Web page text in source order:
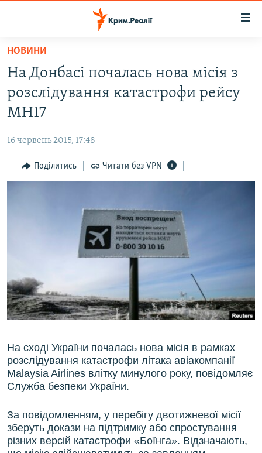
Перейти
основного
матеріалу
Перейти
до
основної
навігації
Перейти
до
ВОДА.КРИМ
ВІДЕО ТА ФОТО
БЛОГИ
ПОГЛЯД
СВІДЧЕННЯ ОКУПАЦІЇ
УКРАЇНСЬКА ПРОБЛЕМА КРИМУ
ЯК ОБІЙТИ БЛОКУВАННЯ
Русский
Qırımtatar
Усі сайти RFE/RL
НОВИНИ
На Донбасі почалась нова місія з
розслідування катастрофи рейсу
МН17
16 червень 2015, 17:48
Поділитись Читати без VPN
На сході України почалась нова місія в рамках
розслідування катастрофи літака авіакомпанії
Malaysia Airlines влітку минулого року, повідомляє
Служба безпеки України.
За повідомленням, у перебігу двотижневої місії
зберуть докази на підтримку або спростування
різних версій катастрофи «Боїнга». Відзначають,